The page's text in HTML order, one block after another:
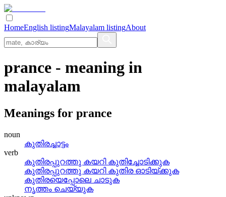
HomeEnglish listingMalayalam listingAbout
prance - meaning in
malayalam
Meanings for prance
noun
കുതിരച്ചാട്ടം
verb
കുതിരപ്പുറത്തു കയറി കുതിച്ചോടിക്കുക
കുതിരപ്പുറത്തു കയറി കുതിര ഓടിയ്‌ക്കുക
കുതിരയെപ്പോലെ ചാടുക
നൃത്തം ചെയ്യുക